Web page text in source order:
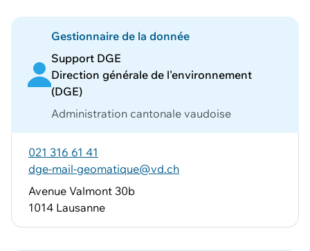
Gestionnaire de la donnée
Support DGE
Direction générale de l'environnement
(DGE)
Administration cantonale vaudoise
021 316 61 41
dge-mail-geomatique@vd.ch
Avenue Valmont 30b
1014 Lausanne